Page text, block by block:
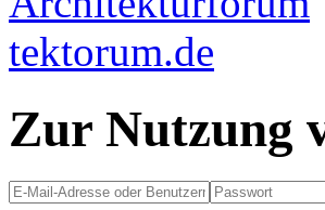
Zur Nutzung